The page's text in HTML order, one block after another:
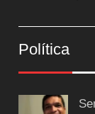
Política